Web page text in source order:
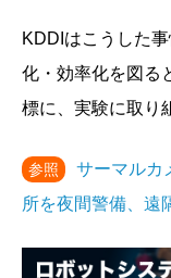
KDDIはこうした
化・効率化を図る
標に、実験に取り
参照
サーマルカ
所を夜間警備、遠